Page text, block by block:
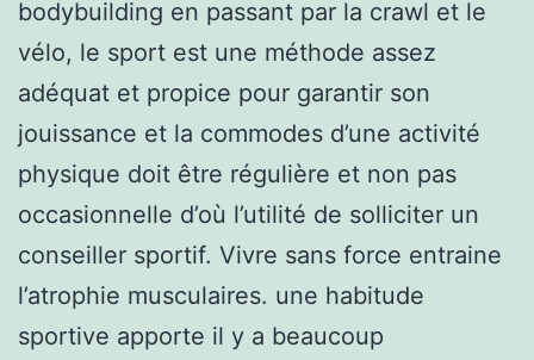
bodybuilding en passant par la crawl et le
vélo, le sport est une méthode assez
adéquat et propice pour garantir son
jouissance et la commodes d’une activité
physique doit être régulière et non pas
occasionnelle d’où l’utilité de solliciter un
conseiller sportif. Vivre sans force entraine
l’atrophie musculaires. une habitude
sportive apporte il y a beaucoup